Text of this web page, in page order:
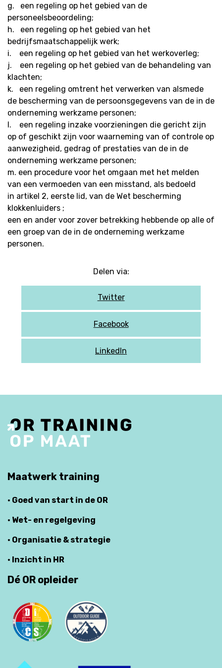
g. een regeling op het gebied van de
personeelsbeoordeling;
h. een regeling op het gebied van het
bedrijfsmaatschappelijk werk;
i. een regeling op het gebied van het werkoverleg;
j. een regeling op het gebied van de behandeling van
klachten;
k. een regeling omtrent het verwerken van alsmede
de bescherming van de persoonsgegevens van de in de
onderneming werkzame personen;
l. een regeling inzake voorzieningen die gericht zijn
op of geschikt zijn voor waarneming van of controle op
aanwezigheid, gedrag of prestaties van de in de
onderneming werkzame personen;
m. een procedure voor het omgaan met het melden
van een vermoeden van een misstand, als bedoeld
in artikel 2, eerste lid, van de Wet bescherming
klokkenluiders ;
een en ander voor zover betrekking hebbende op alle of
een groep van de in de onderneming werkzame
personen.
Delen via:
Twitter
Facebook
LinkedIn
Maatwerk training
· Goed van start in de OR
· Wet- en regelgeving
· Organisatie & strategie
· Inzicht in HR
Dé OR opleider